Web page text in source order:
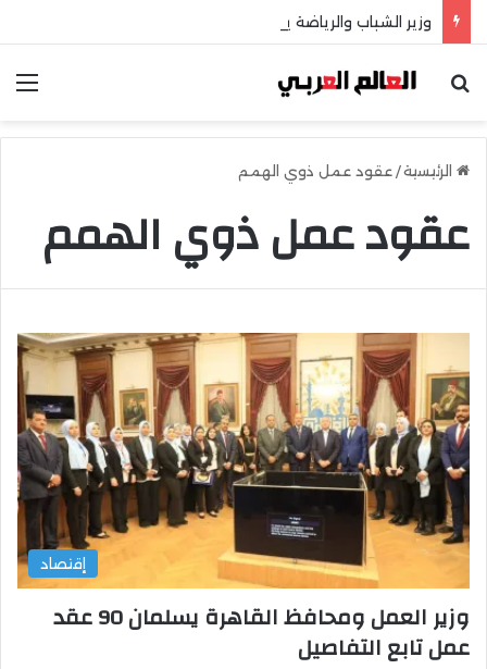
وزير الشباب والرياضة يهنئ منتخب مصر للشطرنج
بحث عن
الرئيسية/ عقود عمل ذوي الهمم
عقود عمل ذوي الهمم
إقتصاد
وزير العمل ومحافظ القاهرة يسلمان 90 عقد
عمل تابع التفاصيل